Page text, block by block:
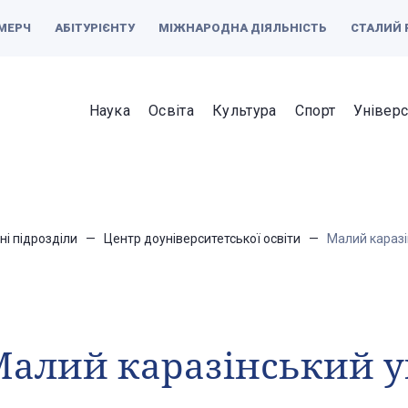
АБІТУРІЄНТУ МІЖНАРОДНА ДІЯЛЬНІСТЬ СТАЛИЙ
Наука Освіта Культура Спорт
підрозділи Центр доуніверситетської освіти Малий
каразінський